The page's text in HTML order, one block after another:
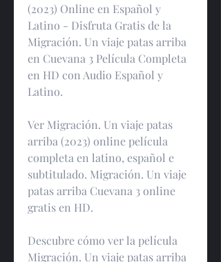
(2023) Online en Español y
Latino - Disfruta Gratis de la
Migración. Un viaje patas arriba
en Cuevana 3 Película Completa
en HD con Audio Español y
Latino.
Ver Migración. Un viaje patas
arriba (2023) online película
completa en latino, español e
subtitulado. Migración. Un viaje
patas arriba Cuevana 3 online
gratis en HD.
Descubre cómo ver la película
Migración. Un viaje patas arriba